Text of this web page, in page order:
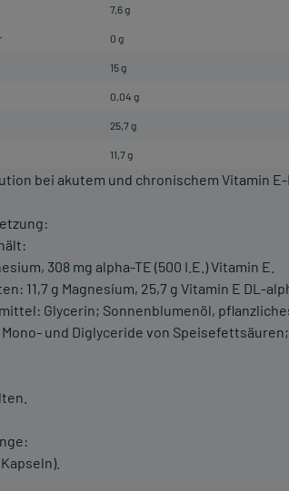
7,6 g
0 g
15 g
0,04 g
25,7 g
11,7 g
bei akutem und chronischem Vitamin E-
308 mg alpha-TE (500 I.E.) Vitamin E.
11,7 g Magnesium, 25,7 g Vitamin E DL-
Glycerin; Sonnenblumenöl,
und Diglyceride von
Kapseln).